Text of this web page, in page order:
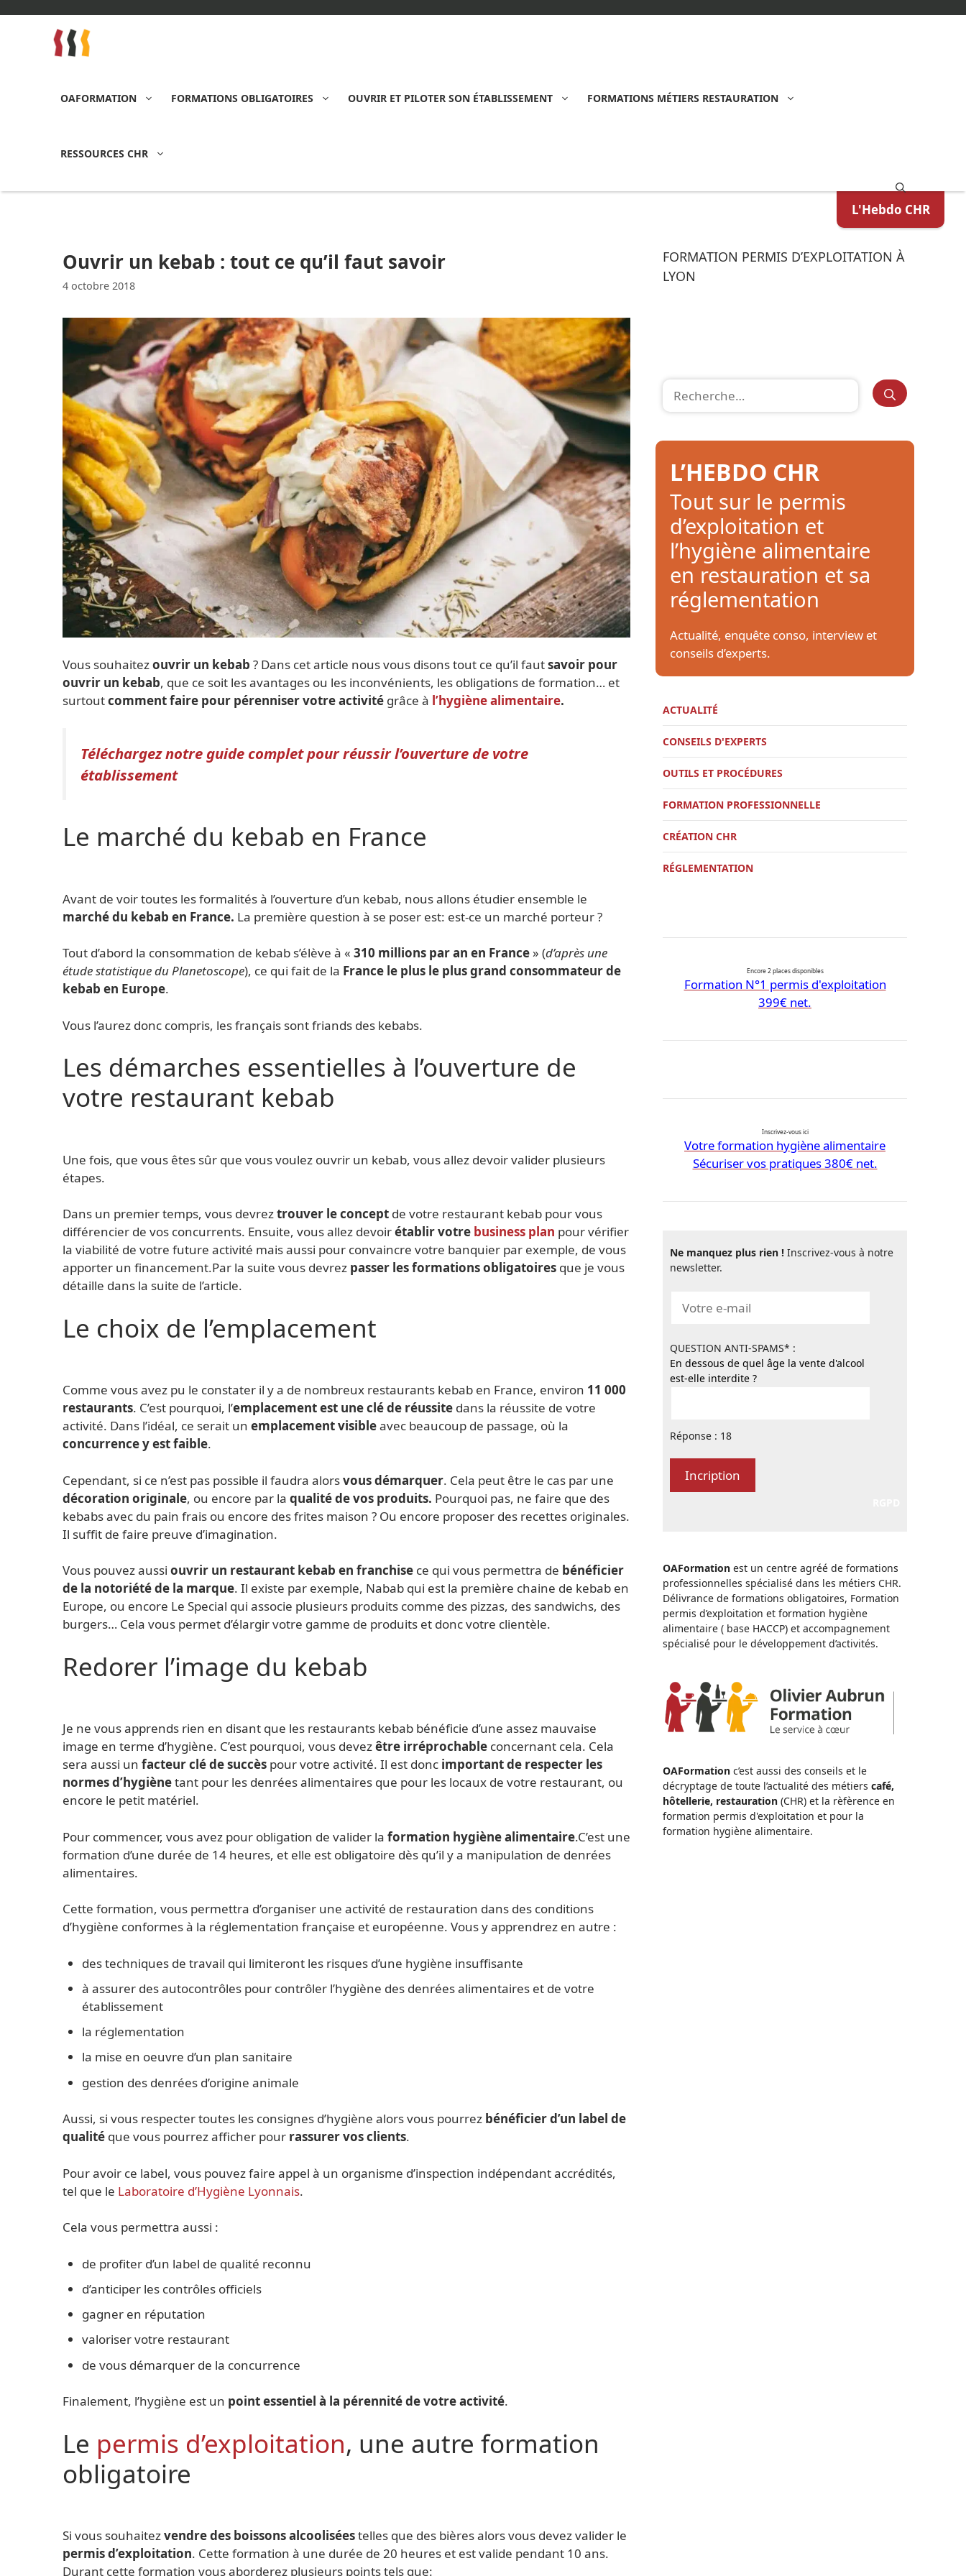
OAFORMATION FORMATIONS OBLIGATOIRES OUVRIR ET PILOTER SON ÉTABLISSEMENT FORMATIONS MÉTIERS RESTAURATION
RESSOURCES CHR
L'Hebdo CHR
Ouvrir un kebab : tout ce qu’il faut savoir
4 octobre 2018
Vous souhaitezouvrir un kebab ? Dans cet article nous vous disons tout ce qu’il fautsavoir pour
ouvrir un kebab, que ce soit les avantages ou les inconvénients, les obligations de formation… et
surtoutcomment faire pour pérenniser votre activité grâce à l’hygiène alimentaire.
Téléchargez notre guide complet pour réussir l’ouverture de votre
établissement
Le marché du kebab en France
Avant de voir toutes les formalités à l’ouverture d’un kebab, nous allons étudier ensemble le
marché du kebab en France. La première question à se poser est: est-ce un marché porteur ?
Tout d’abord la consommation de kebab s’élève à « 310 millions par an en France » (d’après une
étude statistique du Planetoscope), ce qui fait de la France le plus le plus grand consommateur de
kebab en Europe.
Vous l’aurez donc compris, les français sont friands des kebabs.
Les démarches essentielles à l’ouverture de
votre restaurant kebab
Une fois, que vous êtes sûr que vous voulez ouvrir un kebab, vous allez devoir valider plusieurs
étapes.
Dans un premier temps, vous devreztrouver le concept de votre restaurant kebab pour vous
différencier de vos concurrents. Ensuite, vous allez devoirétablir votre business plan pour vérifier
la viabilité de votre future activité mais aussi pour convaincre votre banquier par exemple, de vous
apporter un financement.Par la suite vous devrez passer les formations obligatoires que je vous
détaille dans la suite de l’article.
Le choix de l’emplacement
Comme vous avez pu le constater il y a de nombreux restaurants kebab en France, environ 11 000
restaurants. C’est pourquoi, l’emplacement est une clé de réussite dans la réussite de votre
activité. Dans l’idéal, ce serait un emplacement visibleavec beaucoup de passage, où la
concurrence y est faible.
Cependant, si ce n’est pas possible il faudra alorsvous démarquer. Cela peut être le cas par une
décoration originale, ou encore par la qualité de vos produits. Pourquoi pas, ne faire que des
kebabs avec du pain frais ou encore des frites maison ? Ou encore proposer des recettes originales.
Il suffit de faire preuve d’imagination.
Vous pouvez aussi ouvrir un restaurant kebab en franchise ce qui vous permettra de bénéficier
de la notoriété de la marque. Il existe par exemple, Nabab qui est la première chaine de kebab en
Europe, ou encore Le Special qui associe plusieurs produits comme des pizzas, des sandwichs, des
burgers… Cela vous permet d’élargir votre gamme de produits et donc votre clientèle.
Redorer l’image du kebab
Je ne vous apprends rien en disant que les restaurants kebab bénéficie d’une assez mauvaise
image en terme d’hygiène. C’est pourquoi, vous devezêtre irréprochable concernant cela. Cela
sera aussi un facteur clé de succès pour votre activité. Il est donc important de respecter les
normes d’hygiènetant pour les denrées alimentaires que pour les locaux de votre restaurant, ou
encore le petit matériel.
Pour commencer, vous avez pour obligation de valider la formation hygiène alimentaire.C’est une
formation d’une durée de 14 heures, et elle est obligatoire dès qu’il y a manipulation de denrées
alimentaires.
Cette formation, vous permettra d’organiser une activité de restauration dans des conditions
d’hygiène conformes à la réglementation française et européenne. Vous y apprendrez en autre :
des techniques de travail qui limiteront les risques d’une hygiène insuffisante
à assurer des autocontrôles pour contrôler l’hygiène des denrées alimentaires et de votre
établissement
la réglementation
la mise en oeuvre d’un plan sanitaire
gestion des denrées d’origine animale
Aussi, si vous respecter toutes les consignes d’hygiène alors vous pourrez bénéficier d’un label de
qualité que vous pourrez afficher pour rassurer vos clients.
Pour avoir ce label, vous pouvez faire appel à un organisme d’inspection indépendant accrédités,
tel que le Laboratoire d’Hygiène Lyonnais.
Cela vous permettra aussi :
de profiter d’un label de qualité reconnu
d’anticiper les contrôles officiels
gagner en réputation
valoriser votre restaurant
de vous démarquer de la concurrence
Finalement, l’hygiène est un point essentiel à la pérennité de votre activité.
Le permis d’exploitation, une autre formation
obligatoire
Si vous souhaitezvendre des boissons alcooliséestelles que des bières alors vous devez valider le
permis d’exploitation. Cette formation à une durée de 20 heures et est valide pendant 10 ans.
Durant cette formation vous aborderez plusieurs points tels que:
FORMATION PERMIS D’EXPLOITATION À
LYON
L’HEBDO CHR
Tout sur le permis
d’exploitation et
l’hygiène alimentaire
en restauration et sa
réglementation
Actualité, enquête conso, interview et
conseils d’experts.
ACTUALITÉ
CONSEILS D'EXPERTS
OUTILS ET PROCÉDURES
FORMATION PROFESSIONNELLE
CRÉATION CHR
RÉGLEMENTATION
Encore 2 places disponibles
Formation N°1 permis d'exploitation
399€ net.
Inscrivez-vous ici
Votre formation hygiène alimentaire
Sécuriser vos pratiques 380€ net.
Ne manquez plus rien ! Inscrivez-vous à notre
newsletter.
QUESTION ANTI-SPAMS* :
En dessous de quel âge la vente d'alcool
est-elle interdite ?
Réponse : 18
OAFormation est un centre agréé de formations
professionnelles spécialisé dans les métiers CHR.
Délivrance de formations obligatoires, Formation
permis d’exploitation et formation hygiène
alimentaire ( base HACCP) et accompagnement
spécialisé pour le développement d’activités.
OAFormation c’est aussi des conseils et le
décryptage de toute l’actualité des métiers café,
hôtellerie, restauration (CHR) et la rèfèrence en
formation permis d'exploitation et pour la
formation hygiène alimentaire.